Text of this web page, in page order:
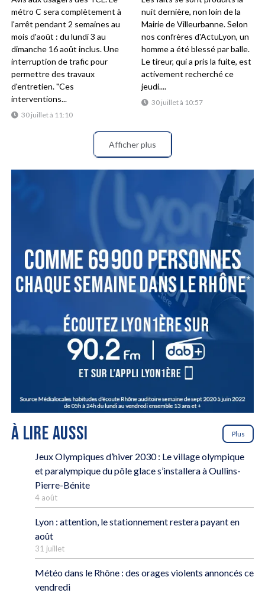
30 juillet à 11:10
métro C sera complètement à
l'arrêt pendant 2 semaines au
mois d'août : du lundi 3 au
dimanche 16 août inclus. Une
interruption de trafic pour
permettre des travaux
d'entretien. "Ces
interventions...
30 juillet à 10:57
nuit dernière, non loin de la
Mairie de Villeurbanne. Selon
nos confrères d'ActuLyon, un
homme a été blessé par balle.
Le tireur, qui a pris la fuite, est
activement recherché ce
jeudi....
Afficher plus
À LIRE AUSSI Plus
Jeux Olympiques d’hiver 2030 : Le village olympique
et paralympique du pôle glace s’installera à Oullins-
Pierre-Bénite
4 août
Lyon : attention, le stationnement restera payant en
août
31 juillet
Météo dans le Rhône : des orages violents annoncés ce
vendredi